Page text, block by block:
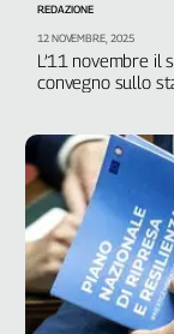
L’11 novembre il
convegno sullo
REDAZIONE
12 NOVEMBRE, 2025